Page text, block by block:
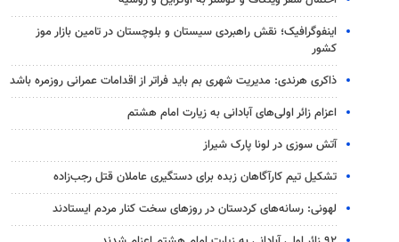
اینفوگرافیک؛ نقش راهبردی سیستان و بلوچستان در تامین بازار موز
کشور
ذاکری هرندی: مدیریت شهری بم باید فراتر از اقدامات عمرانی روزمره باشد
اعزام زائر اولی‌های آبادانی به زیارت امام هشتم
آتش سوزی در لونا پارک شیراز
تشکیل تیم کارآگاهان زبده برای دستگیری عاملان قتل رجب‌زاده
لهونی: رسانه‌های کردستان در روزهای سخت کنار مردم ایستادند